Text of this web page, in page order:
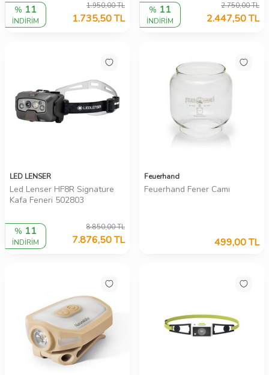
% 11
İNDİRİM
1.950,00TL
1.735,50TL
% 11
İNDİRİM
2.750,00TL
2.447,50TL
LED LENSER
Led Lenser HF8R Signature
Kafa Feneri 502803
% 11
İNDİRİM
8.850,00TL
7.876,50TL
Feuerhand
Feuerhand Fener Camı
499,00TL